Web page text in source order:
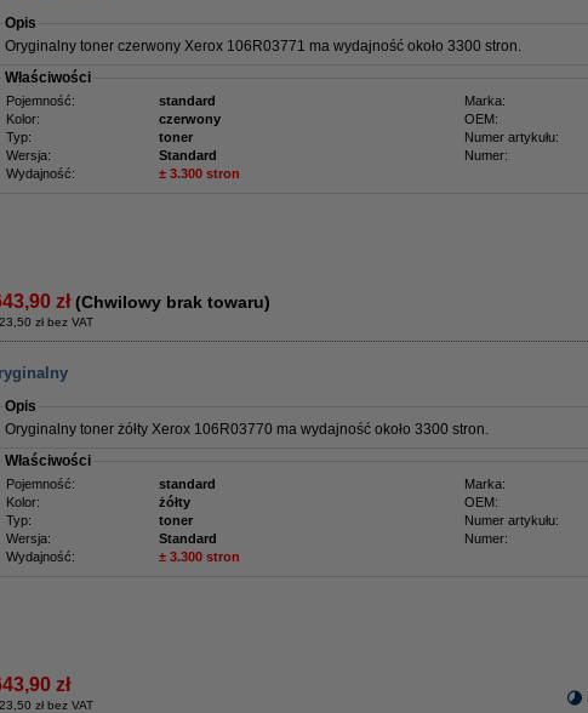
Opis
Oryginalny toner czerwony Xerox 106R03771 ma wydajność około 3300 stron.
Właściwości
Pojemność: standard Marka:
Kolor:
czerwony OEM:
Typ:
toner Numer artykułu:
Wersja:
Standard Numer:
Wydajność:
± 3.300 stron
zł(Chwilowy brak towaru)
zł bez VAT
Opis
Oryginalny toner żółty Xerox 106R03770 ma wydajność około 3300 stron.
Właściwości
Pojemność: standard Marka:
Kolor:
żółty OEM:
Typ:
toner Numer artykułu:
Wersja:
Standard Numer:
Wydajność:
± 3.300 stron
zł
zł bez VAT